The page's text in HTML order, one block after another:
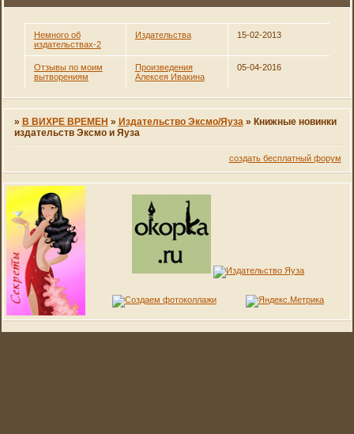
Немного об
издательствах-2
Издательства 15-02-2013
Отзывы по моим
вытворениям
Произведения
Алексея Ивакина
05-04-2016
» В ВИХРЕ ВРЕМЕН » Издательство Эксмо/Яуза » Книжные новинки
издательств Эксмо и Яуза
создать бесплатный форум